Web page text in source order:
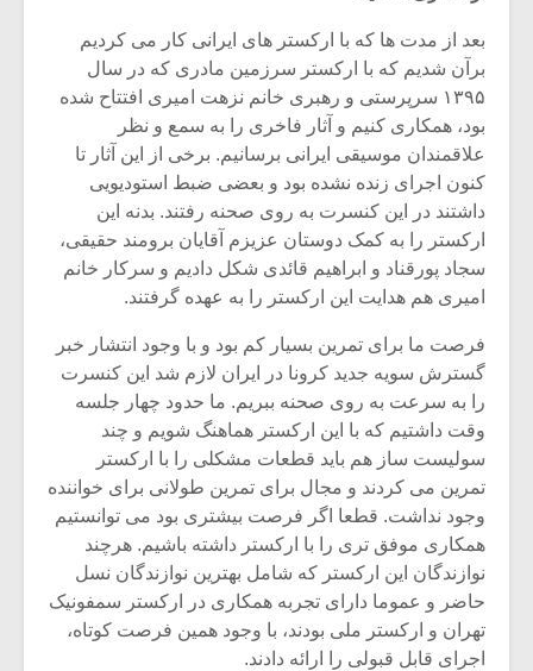
بعد از مدت ها که با ارکستر های ایرانی کار می کردیم
برآن شدیم که با ارکستر سرزمین مادری که در سال
۱۳۹۵ سرپرستی و رهبری خانم نزهت امیری افتتاح شده
بود، همکاری کنیم و آثار فاخری را به سمع و نظر
علاقمندان موسیقی ایرانی برسانیم. برخی از این آثار تا
کنون اجرای زنده نشده بود و بعضی ضبط استودیویی
داشتند در این کنسرت به روی صحنه رفتند. بدنه این
ارکستر را به کمک دوستان عزیزم آقایان برومند حقیقی،
سجاد پورقناد و ابراهیم قائدی شکل دادیم و سرکار خانم
امیری هم هدایت این ارکستر را به عهده گرفتند.
فرصت ما برای تمرین بسیار کم بود و با وجود انتشار خبر
گسترش سویه جدید کرونا در ایران لازم شد این کنسرت
را به سرعت به روی صحنه ببریم. ما حدود چهار جلسه
وقت داشتیم که با این ارکستر هماهنگ شویم و چند
سولیست ساز هم باید قطعات مشکلی را با ارکستر
تمرین می کردند و مجال برای تمرین طولانی برای خواننده
وجود نداشت. قطعا اگر فرصت بیشتری بود می توانستیم
همکاری موفق تری را با ارکستر داشته باشیم. هرچند
نوازندگان این ارکستر که شامل بهترین نوازندگان نسل
حاضر و عموما دارای تجربه همکاری در ارکستر سمفونیک
تهران و ارکستر ملی بودند، با وجود همین فرصت کوتاه،
اجرای قابل قبولی را ارائه دادند.
میکلوش روژا
یادداشتی بر موسیقی
متن فیلم «متری
شیش و نیم»
موریس ژار
دوره
موسیقی